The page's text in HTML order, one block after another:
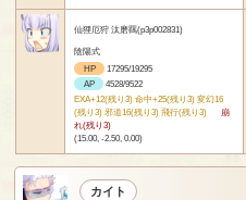
仙狸厄狩 汰磨羈(p3p002831)
陰陽式
HP
17295/19295
AP
4528/9522
EXA+12(残り3) 命中+25(残り3) 変幻16
(残り3) 邪道16(残り3) 飛行(残り3)
崩
れ(残り3)
(15.00, -2.50, 0.00)
カイト